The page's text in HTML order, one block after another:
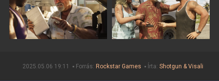
2025.05.06 19:11 ▪ Forrás: Rockstar Games ▪ Írta: Shotgun & Visali